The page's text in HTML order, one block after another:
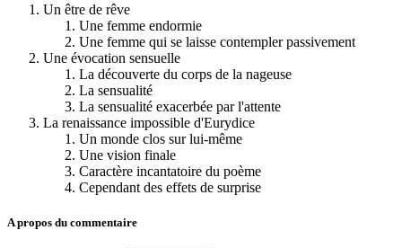
Un être de rêve
Une femme endormie
Une femme qui se laisse contempler passivement
Une évocation sensuelle
La découverte du corps de la nageuse
La sensualité
La sensualité exacerbée par l'attente
La renaissance impossible d'Eurydice
Un monde clos sur lui-même
Une vision finale
Caractère incantatoire du poème
Cependant des effets de surprise
A propos du commentaire